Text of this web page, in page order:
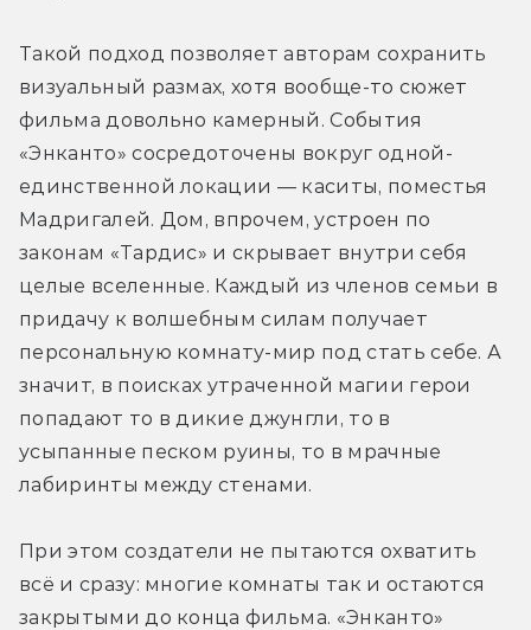
Такой подход позволяет авторам сохранить
визуальный размах, хотя вообще-то сюжет
фильма довольно камерный. События
«Энканто» сосредоточены вокруг одной-
единственной локации — каситы, поместья
Мадригалей. Дом, впрочем, устроен по
законам «Тардис» и скрывает внутри себя
целые вселенные. Каждый из членов семьи в
придачу к волшебным силам получает
персональную комнату-мир под стать себе. А
значит, в поисках утраченной магии герои
попадают то в дикие джунгли, то в
усыпанные песком руины, то в мрачные
лабиринты между стенами.
При этом создатели не пытаются охватить
всё и сразу: многие комнаты так и остаются
закрытыми до конца фильма. «Энканто»